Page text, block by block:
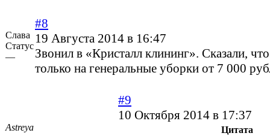
Слава
Статус
—
#8
19 Августа 2014 в 16:47
Звонил в «Кристалл клининг». Сказали,
только на генеральные уборки от 7 000
Astreya
#9
10 Октября 2014 в 17:37
Цитата